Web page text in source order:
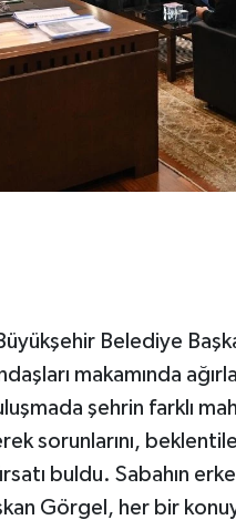
Belediye
makamında
şehrin farklı
sorunlarını,
buldu. Sabahın
Görgel, her bir